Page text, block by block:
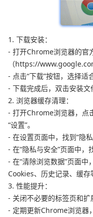
1. 下载安装：
- 打开Chrome浏览器的官
（https://
- 点击“下载”按钮，选择适
- 下载完成后，双击安装文
2. 浏览器缓存清理：
- 打开Chrome浏览器，点
“设置”。
- 在设置页面中，找到“隐
- 在“隐私与安全”页面中，
- 在“清除浏览数据”页面
Cookies、历史记录、缓存
3. 性能提升：
- 关闭不必要的标签页和扩
- 定期更新Chrome浏览器